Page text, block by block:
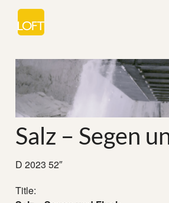
Salz – Segen
D 2023 52″
Title: